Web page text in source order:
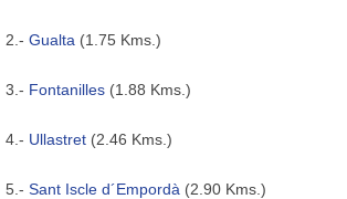
2.- Gualta (1.75 Kms.)
3.- Fontanilles (1.88 Kms.)
4.- Ullastret (2.46 Kms.)
5.- Sant Iscle d´Empordà (2.90 Kms.)